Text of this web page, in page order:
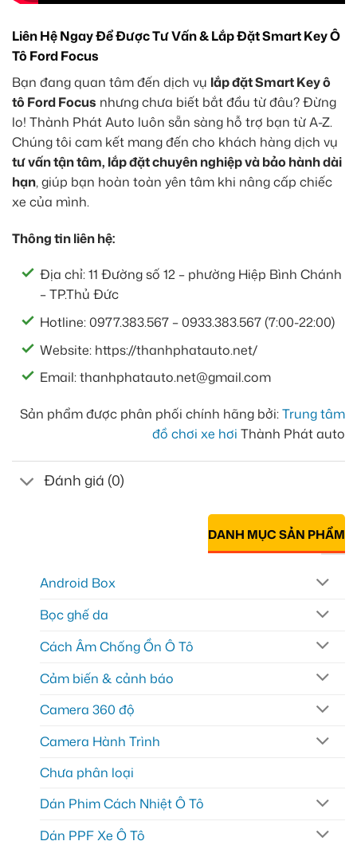
Liên Hệ Ngay Để Được Tư Vấn & Lắp Đặt Smart Key Ô
Tô Ford Focus
Bạn đang quan tâm đến dịch vụ lắp đặt Smart Key ô
tô Ford Focus nhưng chưa biết bắt đầu từ đâu? Đừng
lo! Thành Phát Auto luôn sẵn sàng hỗ trợ bạn từ A-Z.
Chúng tôi cam kết mang đến cho khách hàng dịch vụ
tư vấn tận tâm, lắp đặt chuyên nghiệp và bảo hành dài
hạn, giúp bạn hoàn toàn yên tâm khi nâng cấp chiếc
xe của mình.
Thông tin liên hệ:
Địa chỉ: 11 Đường số 12 – phường Hiệp Bình Chánh
– TP.Thủ Đức
Hotline: 0977.383.567 – 0933.383.567 (7:00-22:00)
Website: https://thanhphatauto.net/
Email: thanhphatauto.net@gmail.com
Sản phẩm được phân phối chính hãng bởi:Trung tâm
đồ chơi xe hơi Thành Phát auto
Đánh giá (0)
DANH MỤC SẢN PHẨM
Android Box
Bọc ghế da
Cách Âm Chống Ồn Ô Tô
Cảm biến & cảnh báo
Camera 360 độ
Camera Hành Trình
Chưa phân loại
Dán Phim Cách Nhiệt Ô Tô
Dán PPF Xe Ô Tô